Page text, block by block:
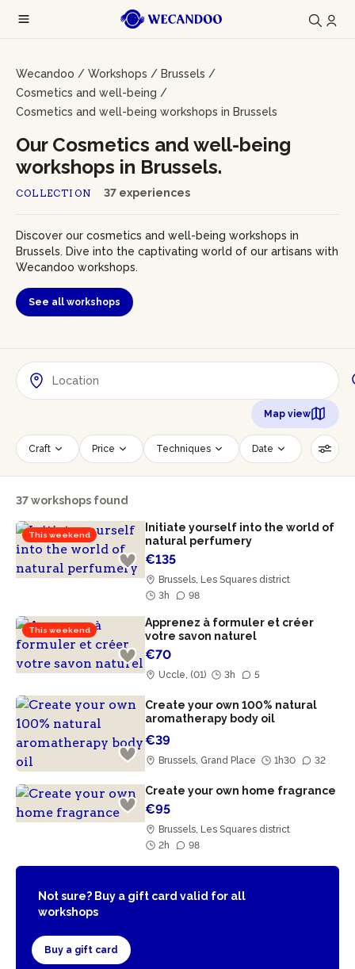
Wecandoo / Workshops / Brussels /
Cosmetics and well-being /
Cosmetics and well-being workshops in Brussels
COLLECTION 37 experiences
Our Cosmetics and well-being
workshops in Brussels.
Discover our cosmetics and well-being workshops in
Brussels. Dive into the captivating world of our artisans with
Wecandoo workshops.
See all workshops
Map view
Craft Price Techniques Date
Time slot Number of persons
Age of participants
Reset filters
37 workshops found
This weekend
Initiate yourself into the world of
natural perfumery
€135
Brussels, Les Squares district
3h
98
This weekend
Apprenez à formuler et créer
votre savon naturel
€70
Uccle, (01) 3h 5
Create your own 100% natural
aromatherapy body oil
€39
Brussels, Grand Place 1h30 32
Create your own home fragrance
€95
Brussels, Les Squares district
2h
98
Not sure? Buy a gift card valid for all
workshops
Buy a gift card